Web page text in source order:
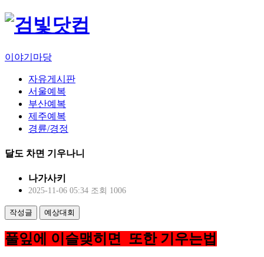
이야기마당
자유게시판
서울예복
부산예복
제주예복
경륜/경정
달도 차면 기우나니
나가사키
2025-11-06 05:34 조회 1006
작성글 예상대회
풀잎에 이슬맺히면 또한 기우는법